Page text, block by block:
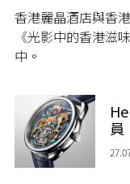
香港麗晶酒店與香
《光影中的香港滋
中。
員